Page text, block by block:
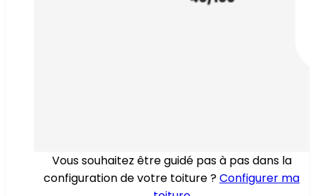
Vous souhaitez être guidé pas à pas dans la
configuration de votre toiture ?Configurer ma